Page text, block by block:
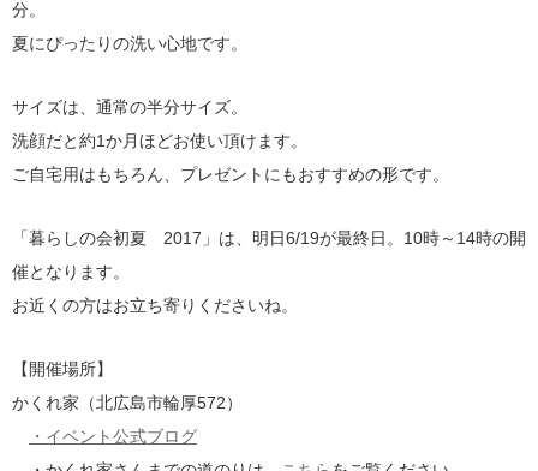
分。
夏にぴったりの洗い心地です。
サイズは、通常の半分サイズ。
洗顔だと約1か月ほどお使い頂けます。
ご自宅用はもちろん、プレゼントにもおすすめの形です。
「暮らしの会初夏 2017」は、明日6/19が最終日。10時～14時の開
催となります。
お近くの方はお立ち寄りくださいね。
【開催場所】
かくれ家（北広島市輪厚572）
・イベント公式ブログ